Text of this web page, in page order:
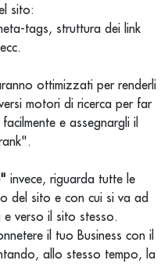
sito:
tags, struttura dei link
ottimizzati per renderli
motori di ricerca per far
e assegnargli il
invece, riguarda tutte le
del sito e con cui si va ad
e verso il sito stesso.
il tuo Business con il
allo stesso tempo, la